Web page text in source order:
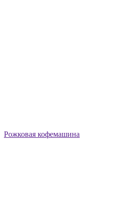
Рожковая кофемашина